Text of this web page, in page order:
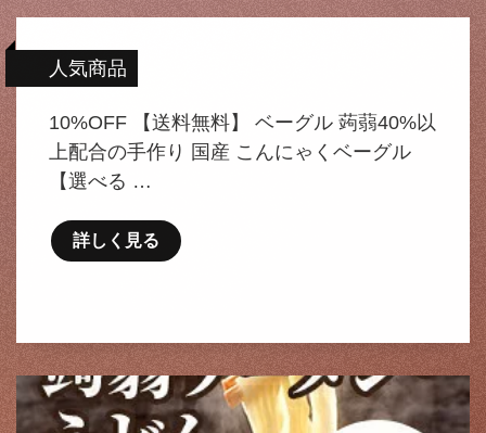
人気商品
10%OFF 【送料無料】 ベーグル 蒟蒻40%以
上配合の手作り 国産 こんにゃくベーグル
【選べる …
詳しく見る